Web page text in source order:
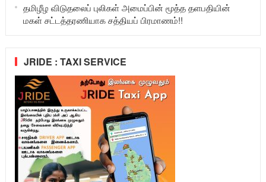
தமிழீழ விடுதலைப் புலிகள் அமைப்பின் மூத்த தளபதியின்
மகள் சட்டத்தரணியாக சத்தியப் பிரமாணம்!!
JRIDE : TAXI SERVICE